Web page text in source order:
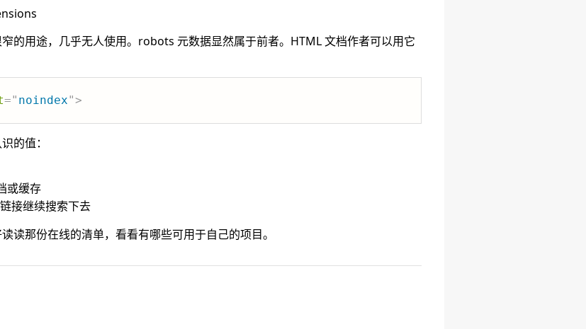
的用途，几乎无人使用。robots 元数据显然属于前者。HTML 文档作者可以用它
=" noindex">
的值：
或缓存
接继续搜索下去
读那份在线的清单，看看有哪些可用于自己的项目。